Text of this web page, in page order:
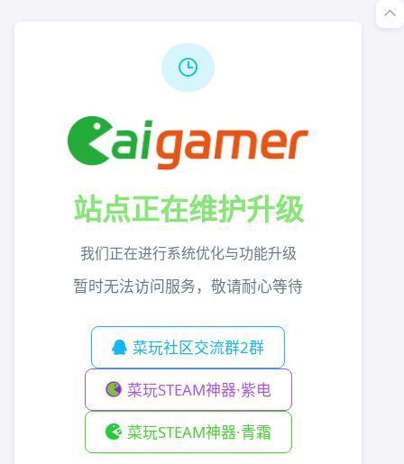
站点正在维护升级
我们正在进行系统优化与功能升级
暂时无法访问服务，敬请耐心等待
菜玩社区交流群2群
菜玩STEAM神器·紫电
菜玩STEAM神器·青霜